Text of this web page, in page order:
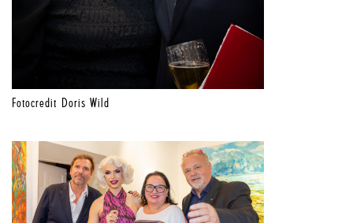
Fotocredit Doris Wild